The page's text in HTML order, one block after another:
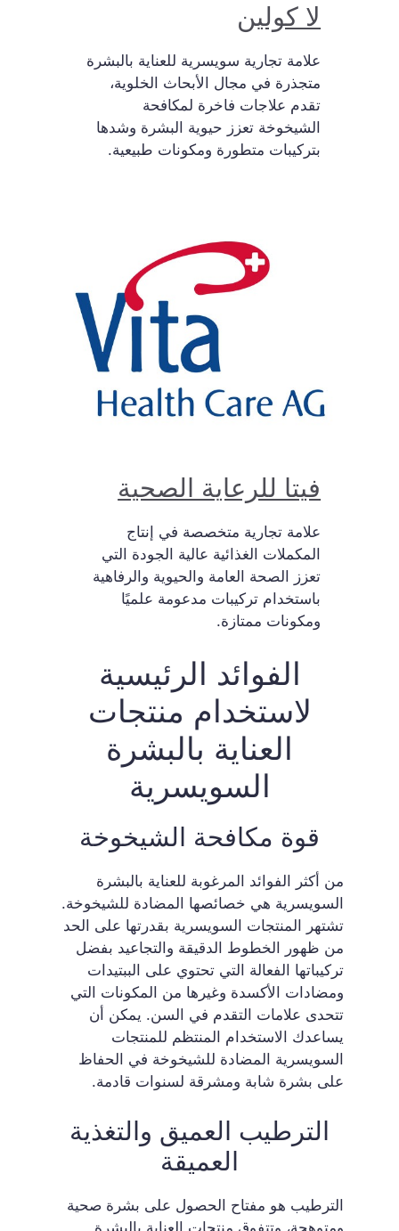
لا كولين
علامة تجارية سويسرية للعناية بالبشرة
متجذرة في مجال الأبحاث الخلوية،
تقدم علاجات فاخرة لمكافحة
الشيخوخة تعزز حيوية البشرة وشدها
بتركيبات متطورة ومكونات طبيعية.
فيتا للرعاية الصحية
علامة تجارية متخصصة في إنتاج
المكملات الغذائية عالية الجودة التي
تعزز الصحة العامة والحيوية والرفاهية
باستخدام تركيبات مدعومة علميًا
ومكونات ممتازة.
الفوائد الرئيسية
لاستخدام منتجات
العناية بالبشرة
السويسرية
قوة مكافحة الشيخوخة
من أكثر الفوائد المرغوبة للعناية بالبشرة
السويسرية هي خصائصها المضادة للشيخوخة.
تشتهر المنتجات السويسرية بقدرتها على الحد
من ظهور الخطوط الدقيقة والتجاعيد بفضل
تركيباتها الفعالة التي تحتوي على الببتيدات
ومضادات الأكسدة وغيرها من المكونات التي
تتحدى علامات التقدم في السن. يمكن أن
يساعدك الاستخدام المنتظم للمنتجات
السويسرية المضادة للشيخوخة في الحفاظ
على بشرة شابة ومشرقة لسنوات قادمة.
الترطيب العميق والتغذية
العميقة
الترطيب هو مفتاح الحصول على بشرة صحية
ومتوهجة، وتتفوق منتجات العناية بالبشرة